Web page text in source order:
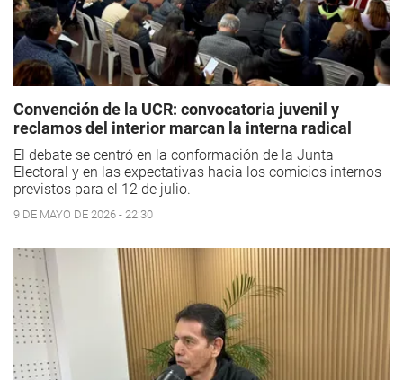
Convención de la UCR: convocatoria juvenil y
reclamos del interior marcan la interna radical
El debate se centró en la conformación de la Junta
Electoral y en las expectativas hacia los comicios internos
previstos para el 12 de julio.
9 DE MAYO DE 2026 - 22:30